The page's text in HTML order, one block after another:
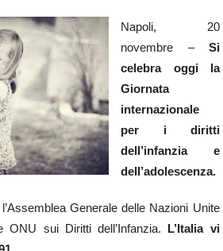
Napoli, 20
novembre – Si
celebra oggi la
Giornata
internazionale
per i diritti
dell’infanzia e
dell’adolescenza.
Generale delle Nazioni Unite
ONU sui Diritti dell’Infanzia. L’Italia vi